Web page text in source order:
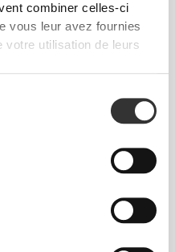
combiner celles-ci
vous leur avez fournies
votre utilisation de leurs
Voir tout
15